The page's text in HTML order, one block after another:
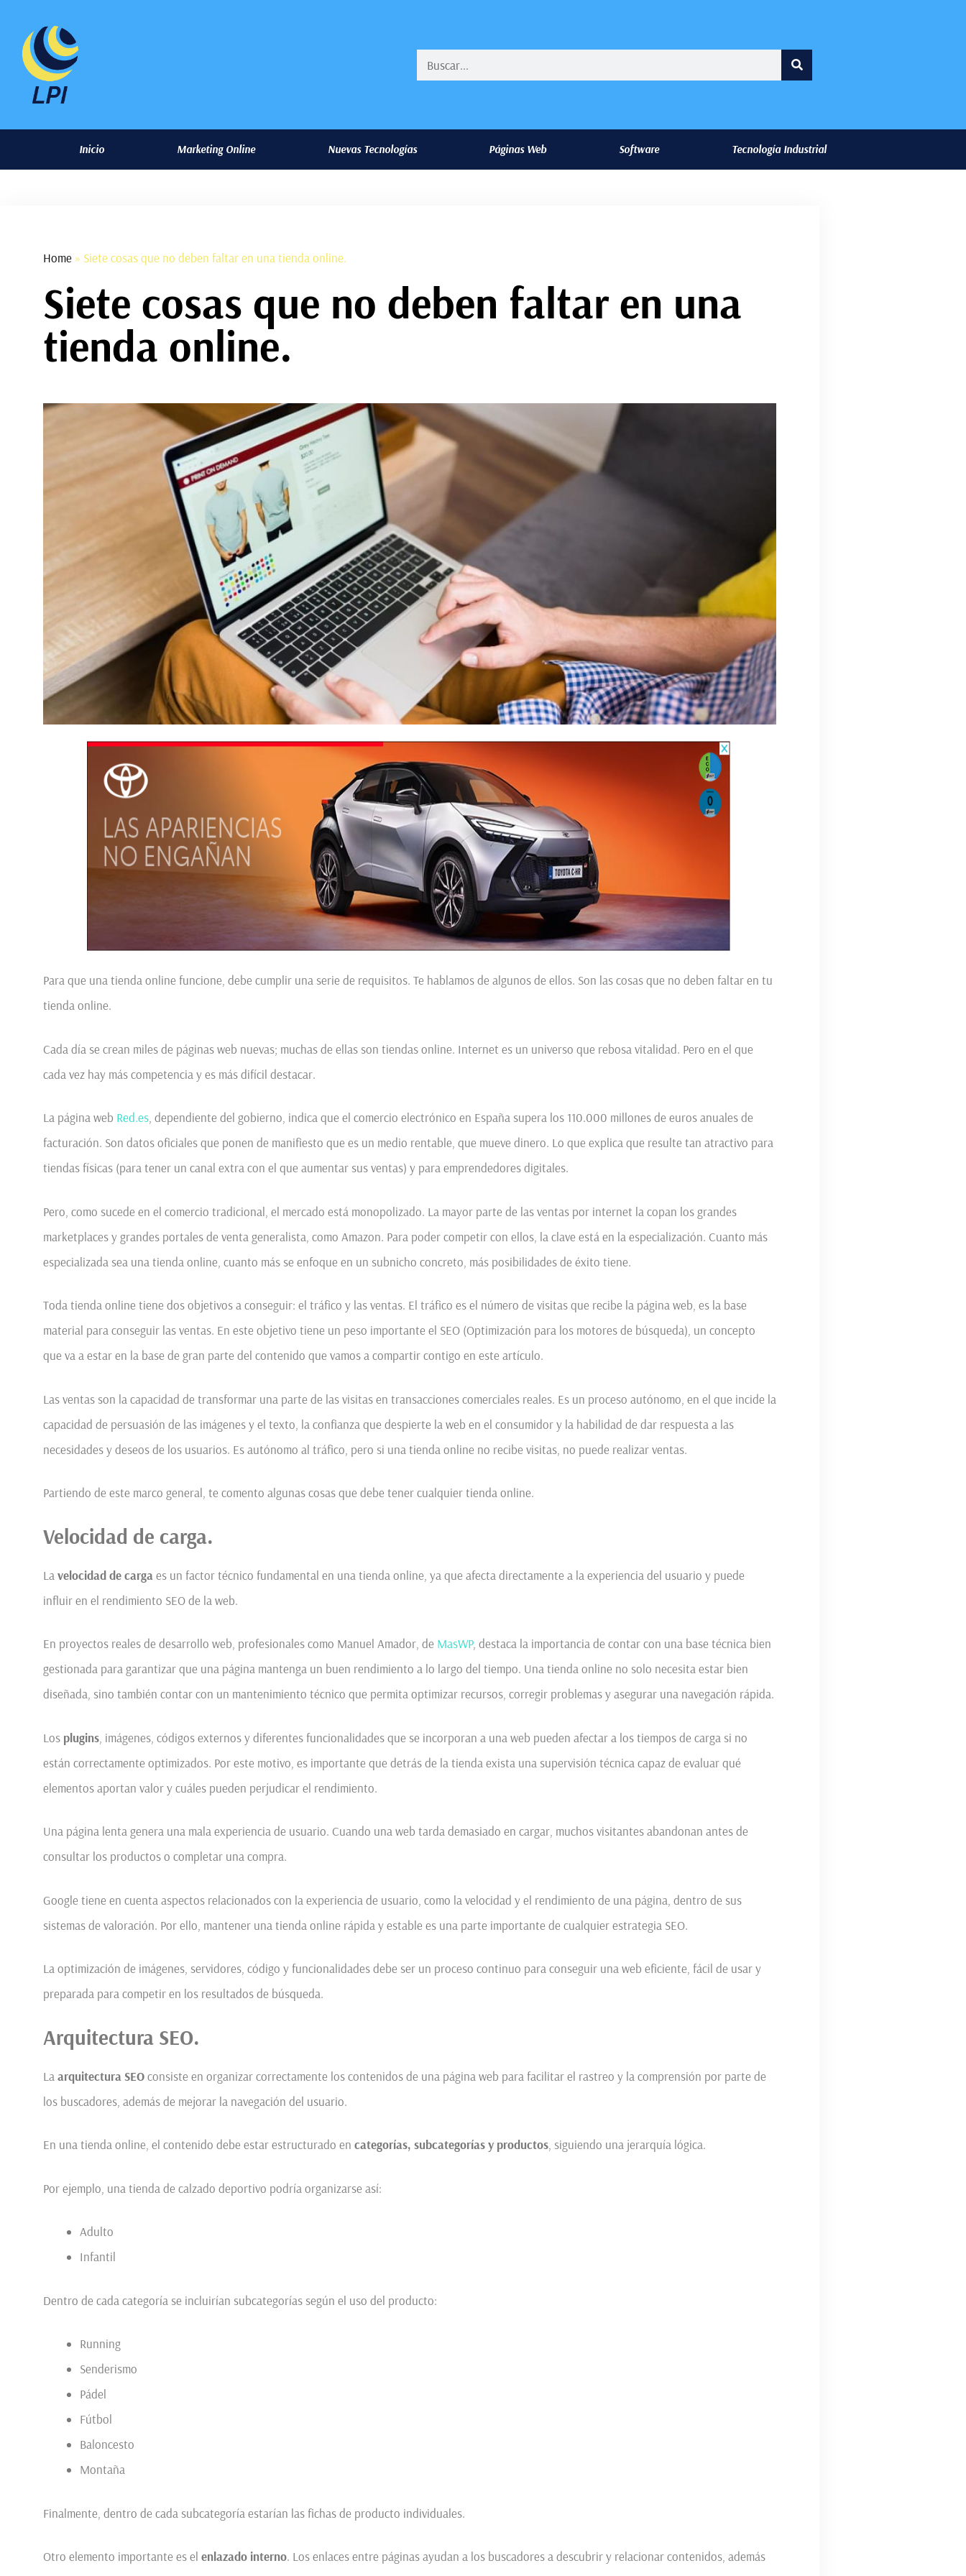
Inicio Marketing Online Nuevas Tecnologías Páginas Web Software Tecnología Industrial
Home » Siete cosas que no deben faltar en una tienda online.
Siete cosas que no deben faltar en una
tienda online.
Para que una tienda online funcione, debe cumplir una serie de requisitos. Te hablamos de algunos de ellos. Son las cosas que no deben faltar en tu
tienda online.
Cada día se crean miles de páginas web nuevas; muchas de ellas son tiendas online. Internet es un universo que rebosa vitalidad. Pero en el que
cada vez hay más competencia y es más difícil destacar.
La página web Red.es, dependiente del gobierno, indica que el comercio electrónico en España supera los 110.000 millones de euros anuales de
facturación. Son datos oficiales que ponen de manifiesto que es un medio rentable, que mueve dinero. Lo que explica que resulte tan atractivo para
tiendas físicas (para tener un canal extra con el que aumentar sus ventas) y para emprendedores digitales.
Pero, como sucede en el comercio tradicional, el mercado está monopolizado. La mayor parte de las ventas por internet la copan los grandes
marketplaces y grandes portales de venta generalista, como Amazon. Para poder competir con ellos, la clave está en la especialización. Cuanto más
especializada sea una tienda online, cuanto más se enfoque en un subnicho concreto, más posibilidades de éxito tiene.
Toda tienda online tiene dos objetivos a conseguir: el tráfico y las ventas. El tráfico es el número de visitas que recibe la página web, es la base
material para conseguir las ventas. En este objetivo tiene un peso importante el SEO (Optimización para los motores de búsqueda), un concepto
que va a estar en la base de gran parte del contenido que vamos a compartir contigo en este artículo.
Las ventas son la capacidad de transformar una parte de las visitas en transacciones comerciales reales. Es un proceso autónomo, en el que incide la
capacidad de persuasión de las imágenes y el texto, la confianza que despierte la web en el consumidor y la habilidad de dar respuesta a las
necesidades y deseos de los usuarios. Es autónomo al tráfico, pero si una tienda online no recibe visitas, no puede realizar ventas.
Partiendo de este marco general, te comento algunas cosas que debe tener cualquier tienda online.
Velocidad de carga.
La velocidad de carga es un factor técnico fundamental en una tienda online, ya que afecta directamente a la experiencia del usuario y puede
influir en el rendimiento SEO de la web.
En proyectos reales de desarrollo web, profesionales como Manuel Amador, de MasWP, destaca la importancia de contar con una base técnica bien
gestionada para garantizar que una página mantenga un buen rendimiento a lo largo del tiempo. Una tienda online no solo necesita estar bien
diseñada, sino también contar con un mantenimiento técnico que permita optimizar recursos, corregir problemas y asegurar una navegación rápida.
Los plugins , imágenes, códigos externos y diferentes funcionalidades que se incorporan a una web pueden afectar a los tiempos de carga si no
están correctamente optimizados. Por este motivo, es importante que detrás de la tienda exista una supervisión técnica capaz de evaluar qué
elementos aportan valor y cuáles pueden perjudicar el rendimiento.
Una página lenta genera una mala experiencia de usuario. Cuando una web tarda demasiado en cargar, muchos visitantes abandonan antes de
consultar los productos o completar una compra.
Google tiene en cuenta aspectos relacionados con la experiencia de usuario, como la velocidad y el rendimiento de una página, dentro de sus
sistemas de valoración. Por ello, mantener una tienda online rápida y estable es una parte importante de cualquier estrategia SEO.
La optimización de imágenes, servidores, código y funcionalidades debe ser un proceso continuo para conseguir una web eficiente, fácil de usar y
preparada para competir en los resultados de búsqueda.
Arquitectura SEO.
La arquitectura SEOconsiste en organizar correctamente los contenidos de una página web para facilitar el rastreo y la comprensión por parte de
los buscadores, además de mejorar la navegación del usuario.
En una tienda online, el contenido debe estar estructurado en categorías, subcategorías y productos, siguiendo una jerarquía lógica.
Por ejemplo, una tienda de calzado deportivo podría organizarse así:
Adulto
Infantil
Dentro de cada categoría se incluirían subcategorías según el uso del producto:
Running
Senderismo
Pádel
Fútbol
Baloncesto
Montaña
Finalmente, dentro de cada subcategoría estarían las fichas de producto individuales.
Otro elemento importante es el enlazado interno. Los enlaces entre páginas ayudan a los buscadores a descubrir y relacionar contenidos, además